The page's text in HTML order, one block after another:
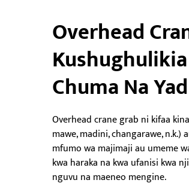
Overhead
Chuma Na
Overhead crane grab ni kifaa
mawe, madini, changarawe,
mfumo wa majimaji au umeme
kwa haraka na kwa ufanisi kwa
nguvu na maeneo mengine.